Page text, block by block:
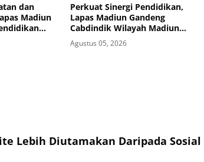
dan
Madiun
Sama
Perkuat Sinergi Pendidikan,
Lapas Madiun Gandeng
Cabdindik Wilayah Madiun
Hadirkan Program TITL
Agustus 05, 2026
Lebih Diutamakan Daripada Sosial